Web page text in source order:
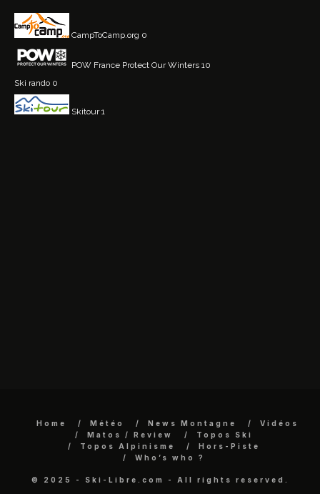
CampToCamp.org 0
POW France Protect Our Winters 10
Ski rando 0
Skitour1
Home Météo News Montagne
Vidéos
Matos / Review
Topos Ski
Topos Alpinisme
Hors-Piste
Who’s who ?
© 2025 - Ski-Libre.com - All rights reserved.